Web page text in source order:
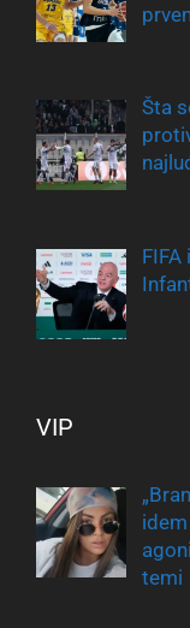
Šta
VIP
temi